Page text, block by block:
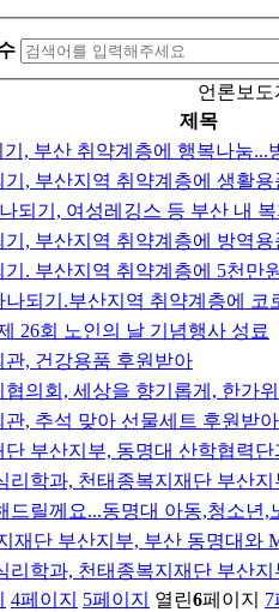
언론보
제목
, 부산 취약계층에 행복나눔...
, 부산지역 취약계층에 생활용
되기, 여성레깅스 등 부산 내
, 부산지역 취약계층에 방역용
. 부산지역 취약계층에 5천만
되기.부산지역 취약계층에 코
26회 노인의 날 기념행사 성료
, 건강용품 후원받아
의회, 세상을 향기롭게, 한가
, 추석 맞아 선물세트 후원받아
부산지부, 동명대 산학협력
리학과, 천태종복지재단 부산
드릴께요...동명대 아동,청소년,
재단 부산지부, 부산 동명대와
리학과, 천태종복지재단 부산
4페이지 5페이지 열린6페이지 7